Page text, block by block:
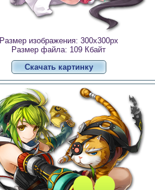
Размер изображения: 300x300px
Размер файла: 109 Кбайт
Скачать картинку